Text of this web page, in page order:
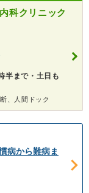
科クリニック
半まで・土日も
、人間ドック
病から難病ま